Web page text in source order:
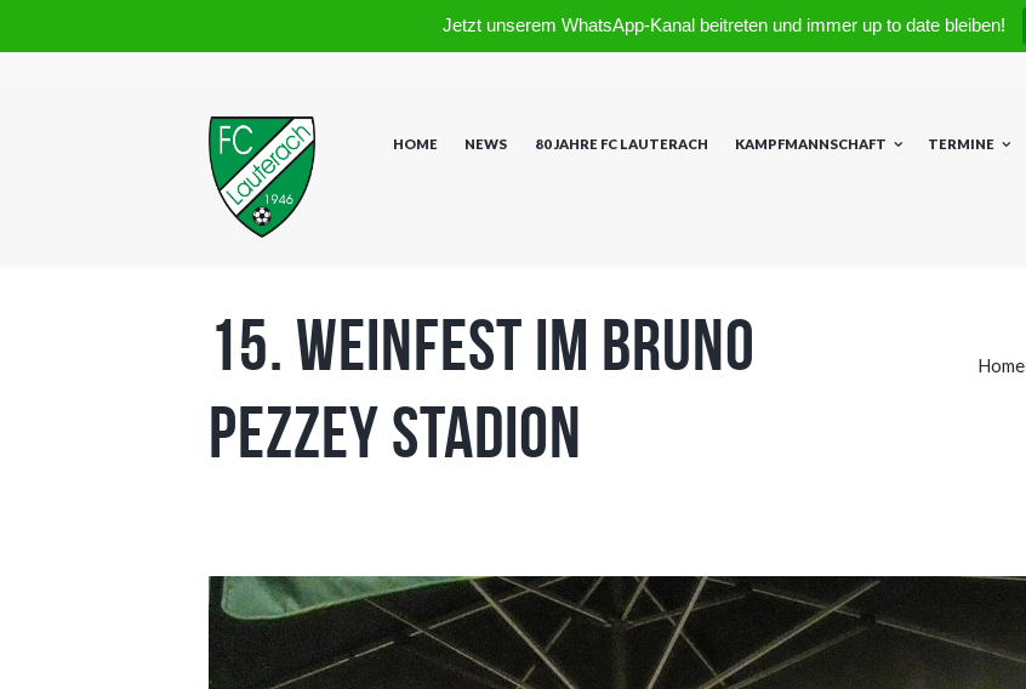
Jetzt unserem WhatsApp-Kanal beitreten und immer up to date bleiben!
HOME NEWS 80 JAHRE FC LAUTERACH KAMPFMANNSCHAFT TERMINE
15. Weinfest im Bruno
Pezzey Stadion
Home